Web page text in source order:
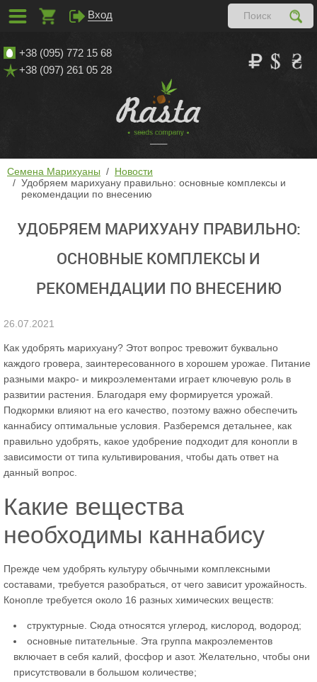
+38 (095) 772 15 68
+38 (097) 261 05 28
Семена Марихуаны
Новости
Удобряем марихуану правильно: основные комплексы и
рекомендации по внесению
УДОБРЯЕМ МАРИХУАНУ ПРАВИЛЬНО:
ОСНОВНЫЕ КОМПЛЕКСЫ И
РЕКОМЕНДАЦИИ ПО ВНЕСЕНИЮ
26.07.2021
Как удобрять марихуану? Этот вопрос тревожит буквально
каждого гровера, заинтересованного в хорошем урожае. Питание
разными макро- и микроэлементами играет ключевую роль в
развитии растения. Благодаря ему формируется урожай.
Подкормки влияют на его качество, поэтому важно обеспечить
каннабису оптимальные условия. Разберемся детальнее, как
правильно удобрять, какое удобрение подходит для конопли в
зависимости от типа культивирования, чтобы дать ответ на
данный вопрос.
Какие вещества
необходимы каннабису
Прежде чем удобрять культуру обычными комплексными
составами, требуется разобраться, от чего зависит урожайность.
Конопле требуется около 16 разных химических веществ:
структурные. Сюда относятся углерод, кислород, водород;
основные питательные. Эта группа макроэлементов
включает в себя калий, фосфор и азот. Желательно, чтобы они
присутствовали в большом количестве;
Вход